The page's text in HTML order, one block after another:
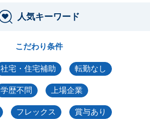
人気キーワード
こだわり条件
社宅・住宅補助 転勤なし
学歴不問 上場企業
フレックス 賞与あり